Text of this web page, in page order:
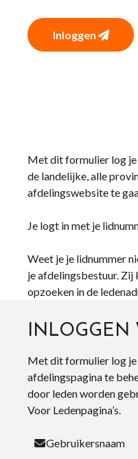
Inloggen
Met dit formulier log je
de landelijke, alle
afdelingswebsite te
Je logt in met je
Weet je je lidnummer
je afdelingsbestuur. Zij
opzoeken in de
INLOGGEN
Met dit formulier log je
afdelingspagina te
door leden worden
Voor Ledenpagina’s.
Gebruikersnaam